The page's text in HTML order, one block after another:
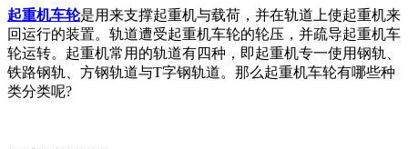
起重机车轮是用来支撑起重机与载荷，并在轨道上使起重机来
回运行的装置。轨道遭受起重机车轮的轮压，并疏导起重机车
轮运转。起重机常用的轨道有四种，即起重机专一使用钢轨、
铁路钢轨、方钢轨道与T字钢轨道。那么起重机车轮有哪些种
类分类呢?